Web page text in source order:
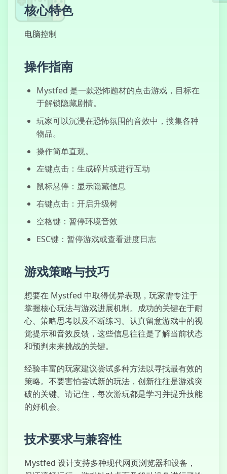
Clicker do
核心特色
电脑控制
操作指南
Mystfed 是一款恐怖题材的点击游戏，目标在
于解锁隐藏剧情。
玩家可以沉浸在恐怖氛围的音效中，搜集各种
物品。
操作简单直观。
左键点击：生成碎片或进行互动
鼠标悬停：显示隐藏信息
右键点击：开启升级树
空格键：暂停环境音效
ESC键：暂停游戏或查看进度日志
游戏策略与技巧
想要在 Mystfed 中取得优异表现，玩家需专注于
掌握核心玩法与游戏进展机制。成功的关键在于耐
心、策略思考以及不断练习。认真留意游戏中的视
觉提示和音效反馈，这些信息往往是了解当前状态
和预判未来挑战的关键。
经验丰富的玩家建议尝试多种方法以寻找最有效的
策略。不要害怕尝试新的玩法，创新往往是游戏突
破的关键。请记住，每次游玩都是学习并提升技能
的好机会。
技术要求与兼容性
Mystfed 设计支持多种现代网页浏览器和设备，